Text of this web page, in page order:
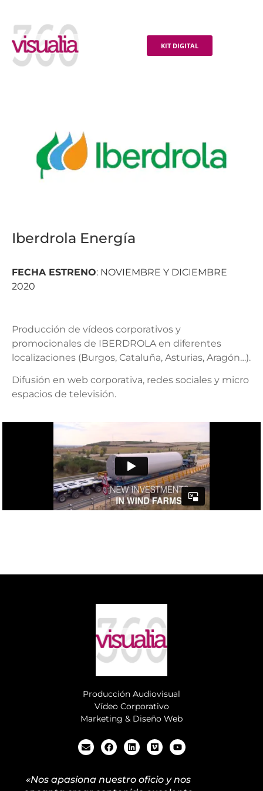
KIT DIGITAL
Iberdrola Energía
FECHA ESTRENO: NOVIEMBRE Y DICIEMBRE
2020
Producción de vídeos corporativos y
promocionales de IBERDROLA en diferentes
localizaciones (Burgos, Cataluña, Asturias, Aragón…).
Difusión en web corporativa, redes sociales y micro
espacios de televisión.
Producción Audiovisual
Vídeo Corporativo
Marketing & Diseño Web
«Nos apasiona nuestro oficio y nos